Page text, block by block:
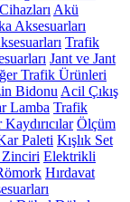
Akü
Aksesuarları
Trafik
Jant ve Jant
Trafik Ürünleri
Bidonu Acil Çıkış
Lamba Trafik
Ölçüm
Paleti Kışlık Set
Elektrikli
Hırdavat